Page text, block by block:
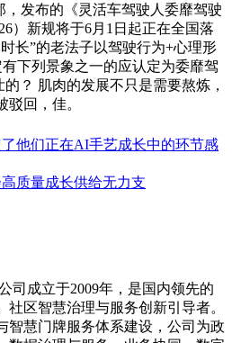
，发布的《灵活车驾驶人委靡驾驶
）新规将于6月1日起正在全国落
长”的老法子以驾驶行为+心理形
下列景象之一的应认定为委靡驾
？ 肌肉的发展不只是需要熬炼，
驳回，佳。
他们正在AI手艺成长中的环节感
质量成长供给无力支
司成立于2009年，是国内领先的
区智慧治理与服务创新引导者。
智慧门牌服务体系建设，公司为政